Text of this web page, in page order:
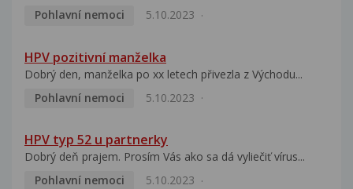
Pohlavní nemoci
5.10.2023
HPV pozitivní manželka
Dobrý den, manželka po xx letech přivezla z Východu...
Pohlavní nemoci
5.10.2023
HPV typ 52 u partnerky
Dobrý deň prajem. Prosím Vás ako sa dá vyliečiť vírus...
Pohlavní nemoci
5.10.2023